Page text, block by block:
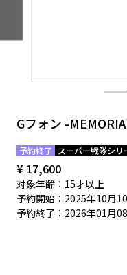
Gフォン -
予約終了 スーパー戦隊シリ
¥ 17,600
対象年齢：15才以上
予約開始：2025年10月
予約終了：2026年01月